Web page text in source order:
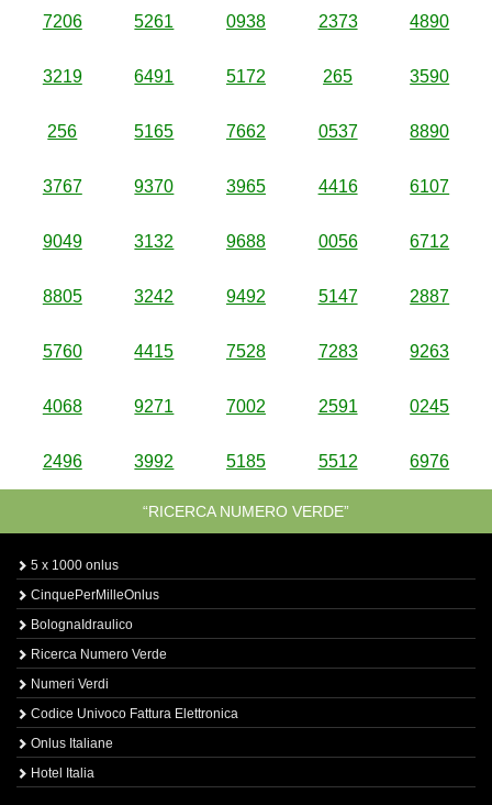
7206 5261 0938 2373 4890
3219 6491 5172 265 3590
256 5165 7662 0537 8890
3767 9370 3965 4416 6107
9049 3132 9688 0056 6712
8805 3242 9492 5147 2887
5760 4415 7528 7283 9263
4068 9271 7002 2591 0245
2496 3992 5185 5512 6976
“RICERCA NUMERO VERDE”
5 x 1000 onlus
CinquePerMilleOnlus
BolognaIdraulico
Ricerca Numero Verde
Numeri Verdi
Codice Univoco Fattura Elettronica
Onlus Italiane
Hotel Italia